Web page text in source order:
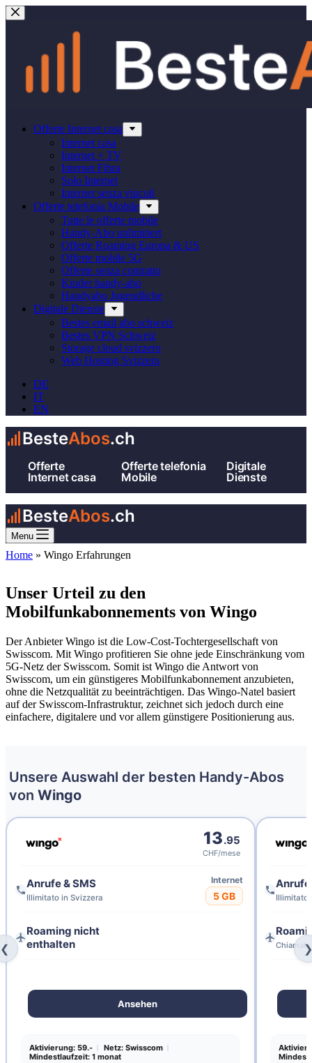
Salta
al
Offerte Internet casa
Internet casa
Internet + TV
Internet Fibra
Solo Internet
Internet senza vincoli
Offerte telefonia Mobile
Tutte le offerte mobile
Handy-Abo unlimitiert
Offerte Roaming Europa & US
Offerte mobile 5G
Offerte senza contratto
Kinder handy-abo
Handyabo Jugendliche
Digitale Dienste
Bestes email abo schweiz
Bestes VPN Schweiz
Storage cloud svizzero
Web Hosting Svizzera
DE
IT
EN
BesteAbos.ch
Offerte
Internet casa
Offerte telefonia
Mobile
Digitale
Dienste
BesteAbos.ch
Menu
Home » Wingo Erfahrungen
Unser Urteil zu den
Mobilfunkabonnements von Wingo
Der Anbieter Wingo ist die Low-Cost-Tochtergesellschaft von
Swisscom. Mit Wingo profitieren Sie ohne jede Einschränkung vom
5G-Netz der Swisscom. Somit ist Wingo die Antwort von
Swisscom, um ein günstigeres Mobilfunkabonnement anzubieten,
ohne die Netzqualität zu beeinträchtigen. Das Wingo-Natel basiert
auf der Swisscom-Infrastruktur, zeichnet sich jedoch durch eine
einfachere, digitalere und vor allem günstigere Positionierung aus.
Unsere Auswahl der besten Handy-Abos
von Wingo
❮
13.95
CHF/mese
Anrufe & SMS
Illimitato in Svizzera
Internet
5 GB
Roaming nicht
enthalten
Ansehen
Aktivierung: 59.-
Netz: Swisscom
Mindestlaufzeit: 1 monat
Anrufe
Illimitato
❯